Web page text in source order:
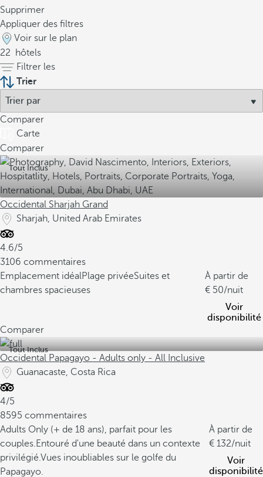
Supprimer
Appliquer des filtres
Voir sur le plan
22
hôtels
Filtrer les
Trier
Comparer
Carte
Comparer
Tout Inclus
Occidental Sharjah Grand
Sharjah, United Arab Emirates
4.6/5
3106 commentaires
Emplacement idéalPlage privéeSuites et
chambres spacieuses
À partir de
50/nuit
Voir
disponibilité
Comparer
Tout Inclus
Occidental Papagayo - Adults only - All Inclusive
Guanacaste, Costa Rica
4/5
8595 commentaires
Adults Only (+ de 18 ans), parfait pour les
couples.Entouré d'une beauté dans un contexte
privilégié.Vues inoubliables sur le golfe du
Papagayo.
À partir de
132/nuit
Voir
disponibilité